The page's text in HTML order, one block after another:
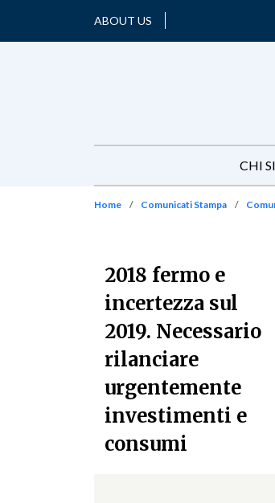
ABOUT US
CHI
Home / Comunicati Stampa /
2018 fermo e
incertezza sul
2019. Necessario
rilanciare
urgentemente
investimenti e
consumi